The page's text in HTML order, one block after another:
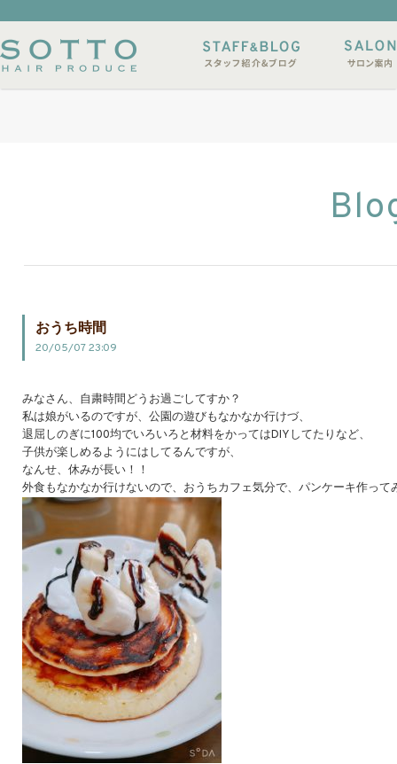
ルサンプル 店休日
おうち時間
20/05/07 23:09
みなさん、自粛時間どうお過ごしてすか？
私は娘がいるのですが、公園の遊びもなかなか行けづ、
退屈しのぎに100均でいろいろと材料をかってはDIYしてたりなど、
子供が楽しめるようにはしてるんですが、
なんせ、休みが長い！！
外食もなかなか行けないので、おうちカフェ気分で、パンケーキ作って